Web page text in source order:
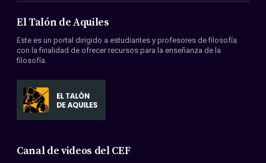
Acerca de nosotros
Miembros
Convenios
El Talón de Aquiles
Este es un portal dirigido a estudiantes y profesores de filosofía
con la finalidad de ofrecer recursos para la enseñanza de la
filosofía.
Canal de videos del CEF